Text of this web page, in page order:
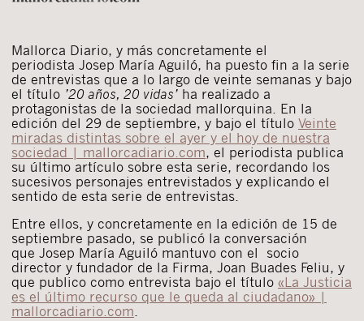
Mallorca Diario, y más concretamente el
periodista Josep María Aguiló, ha puesto fin a la serie
de entrevistas que a lo largo de veinte semanas y bajo
el título ’20 años, 20 vidas’ ha realizado a
protagonistas de la sociedad mallorquina. En la
edición del 29 de septiembre, y bajo el título Veinte
miradas distintas sobre el ayer y el hoy de nuestra
sociedad | mallorcadiario.com, el periodista publica
su último artículo sobre esta serie, recordando los
sucesivos personajes entrevistados y explicando el
sentido de esta serie de entrevistas.
Entre ellos, y concretamente en la edición de 15 de
septiembre pasado, se publicó la conversación
que Josep María Aguiló mantuvo con el socio
director y fundador de la Firma, Joan Buades Feliu, y
que publico como entrevista bajo el título «La Justicia
es el último recurso que le queda al ciudadano» |
mallorcadiario.com.